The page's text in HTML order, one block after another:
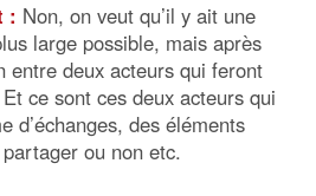
: Non, on veut qu’il y ait une
large possible, mais après
entre deux acteurs qui feront
ce sont ces deux acteurs qui
d’échanges, des éléments
ou non etc.